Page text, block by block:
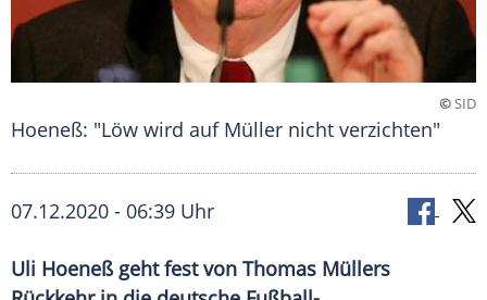
©SID
Hoeneß: "Löw wird auf Müller nicht verzichten"
07.12.2020 - 06:39 Uhr
Uli Hoeneß geht fest von Thomas Müllers